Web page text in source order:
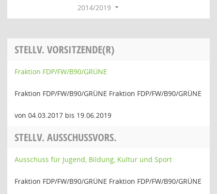
2014/2019
STELLV. VORSITZENDE(R)
Fraktion FDP/FW/B90/GRÜNE
Fraktion FDP/FW/B90/GRÜNE Fraktion FDP/FW/B90/GRÜNE
von 04.03.2017 bis 19.06.2019
STELLV. AUSSCHUSSVORS.
Ausschuss für Jugend, Bildung, Kultur und Sport
Fraktion FDP/FW/B90/GRÜNE Fraktion FDP/FW/B90/GRÜNE